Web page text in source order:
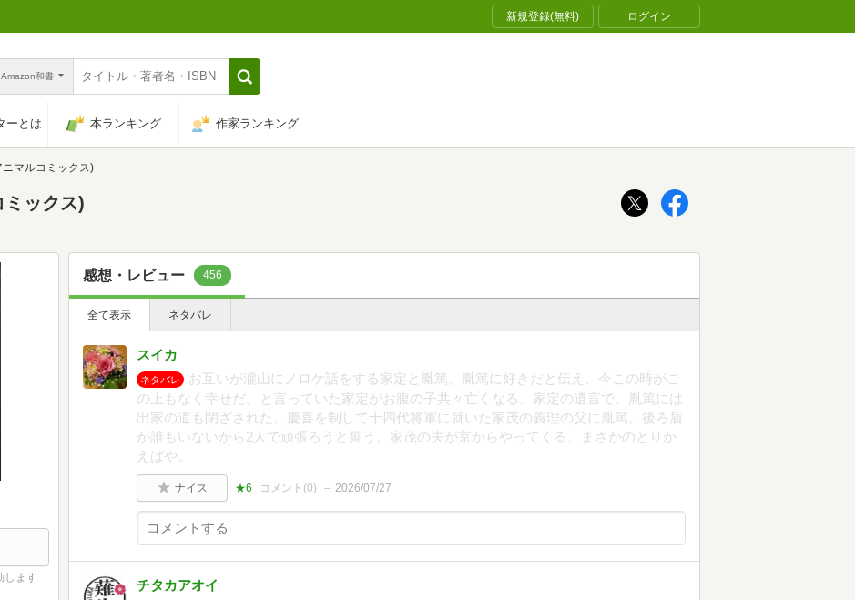
新規登録(無料) ログイン
Amazon和書
ーとは 本ランキング 作家ランキング
マルコミックス)
ックス)
します
感想・レビュー 456
全て表示 ネタバレ
スイカ
ネタバレ
お互いが瀧山にノロケ話をする家定と胤篤。胤篤に好きだと伝え、今この時がこ
の上もなく幸せだ。と言っていた家定がお腹の子共々亡くなる。家定の遺言で、胤篤には
出家の道も閉ざされた。慶喜を制して十四代将軍に就いた家茂の義理の父に胤篤。後ろ盾
が誰もいないから2人で頑張ろうと誓う。家茂の夫が京からやってくる。まさかのとりか
えばや。
ナイス ★6 コメント(0) 2026/07/27
チタカアオイ